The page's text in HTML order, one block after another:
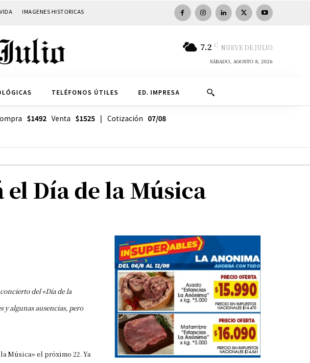
IMAGENES HISTORICAS
7.2 C NUEVE DE JULIO
SÁBADO, AGOSTO 8, 2026
TELÉFONOS ÚTILES ED. IMPRESA
$1492Venta $1525| Cotización 07/08
Día de la Música
del «Día de la
y algunas ausencias, pero
Música» el próximo 22. Ya